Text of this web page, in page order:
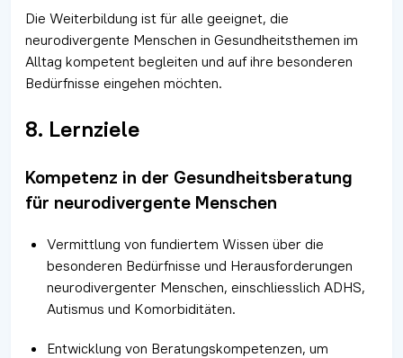
Die Weiterbildung ist für alle geeignet, die
neurodivergente Menschen in Gesundheitsthemen im
Alltag kompetent begleiten und auf ihre besonderen
Bedürfnisse eingehen möchten.
8. Lernziele
Kompetenz in der Gesundheitsberatung
für neurodivergente Menschen
Vermittlung von fundiertem Wissen über die
besonderen Bedürfnisse und Herausforderungen
neurodivergenter Menschen, einschliesslich ADHS,
Autismus und Komorbiditäten.
Entwicklung von Beratungskompetenzen, um